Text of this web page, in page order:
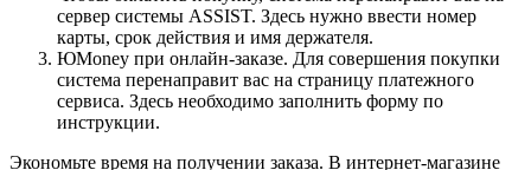
сервер системы ASSIST. Здесь нужно ввести номер
карты, срок действия и имя держателя.
ЮMoney при онлайн-заказе. Для совершения покупки
система перенаправит вас на страницу платежного
сервиса. Здесь необходимо заполнить форму по
инструкции.
Экономьте время на получении заказа. В интернет-магазине